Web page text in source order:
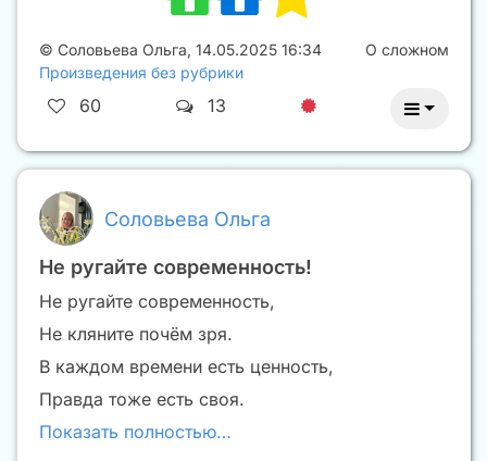
© Соловьева Ольга, 14.05.2025 16:34
Произведения без рубрики
О сложном
60 13
Соловьева Ольга
Не ругайте современность!
Не ругайте современность,
Не кляните почём зря.
В каждом времени есть ценность,
Правда тоже есть своя.
Показать полностью…